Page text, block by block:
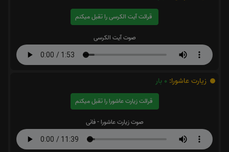
قرائت آیت الکرسی را تقبل میکنم
صوت آیت الکرسی
زیارت عاشورا: 0 بار
قرائت زیارت عاشورا را تقبل میکنم
صوت زیارت عاشورا - فانی